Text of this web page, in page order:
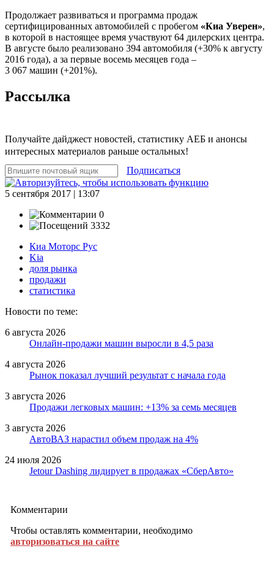
Продолжает развиваться и программа продаж
сертифицированных автомобилей с пробегом «Киа Уверен»,
в которой в настоящее время участвуют 64 дилерских центра.
В августе было реализовано 394 автомобиля (+30% к августу
2016 года), а за первые восемь месяцев года –
3 067 машин (+201%).
Рассылка
Получайте дайджест новостей, статистику АЕБ и анонсы
интересных материалов раньше остальных!
Подписаться
5 сентября 2017 | 13:07
0
3332
Киа Моторс Рус
Kia
доля рынка
продажи
статистика
Новости по теме:
6 августа 2026
Онлайн-продажи машин выросли в 4,5 раза
4 августа 2026
Рынок показал лучший результат с начала года
3 августа 2026
Продажи легковых машин: +13% за семь месяцев
3 августа 2026
АвтоВАЗ нарастил объем продаж на 4%
24 июля 2026
Jetour Dashing лидирует в продажах «СберАвто»
Комментарии
Чтобы оставлять комментарии, необходимо
авторизоваться на сайте